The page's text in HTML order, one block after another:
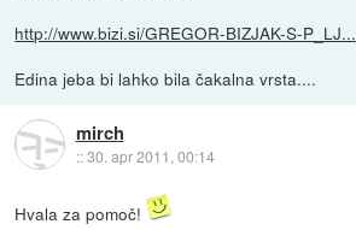
http://www.bizi.si/GREGOR-BIZJAK-S-P_LJ...
Edina jeba bi lahko bila čakalna vrsta....
mirch
::30. apr 2011, 00:14
Hvala za pomoč!